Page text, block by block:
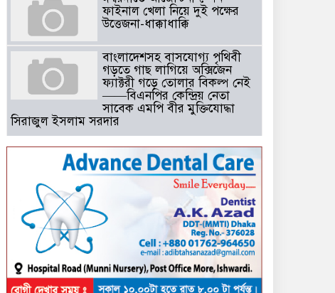
ফাইনাল খেলা নিয়ে দুই পক্ষের
উত্তেজনা-ধাক্কাধাক্কি
বাংলাদেশসহ বাসযোগ্য পৃথিবী
গড়তে গাছ লাগিয়ে অক্সিজেন
ফ্যাক্টরী গড়ে তোলার বিকল্প নেই
——বিএনপির কেন্দ্রিয় নেতা
সাবেক এমপি বীর মুক্তিযোদ্ধা
সিরাজুল ইসলাম সরদার
আটঘরিয়ায় বিএনপি নেতার ভাতিজাকে ছাত্রলীগের সাধারণ সম্পাদক
​​অবৈধ অর্থ বা পেশীশক্তি না থাকলে
রাজনীতিতে টিকে থাকার একমাত্র
উপায় হলো “জনসম্পৃক্ততা ও
নৈতিকতা——বিএনপির কেন্দ্রিয়
নেতা সিরাজুল ইসলাম সরদার